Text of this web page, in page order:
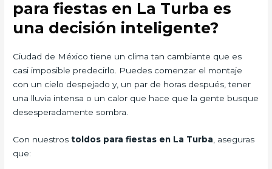
para fiestas en La Turba es
una decisión inteligente?
Ciudad de México tiene un clima tan cambiante que es
casi imposible predecirlo. Puedes comenzar el montaje
con un cielo despejado y, un par de horas después, tener
una lluvia intensa o un calor que hace que la gente busque
desesperadamente sombra.
Con nuestrostoldos para fiestas en La Turba , aseguras
que: